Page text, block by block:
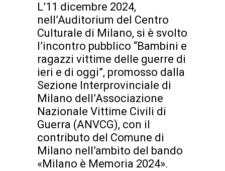
L’11 dicembre 2024,
nell’Auditorium del Centro
Culturale di Milano, si è svolto
l’incontro pubblico “Bambini e
ragazzi vittime delle guerre di
ieri e di oggi”, promosso dalla
Sezione Interprovinciale di
Milano dell’Associazione
Nazionale Vittime Civili di
Guerra (ANVCG), con il
contributo del Comune di
Milano nell’ambito del bando
«Milano è Memoria 2024».